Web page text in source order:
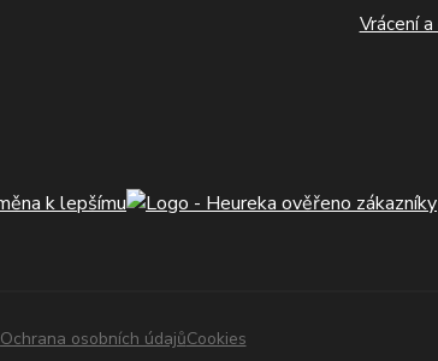
Vrácení
Ochrana osobních údajůCookies